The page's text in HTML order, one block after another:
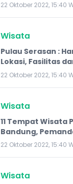
22 Oktober 2022, 15:40
Wisata
Pulau Serasan :
Lokasi, Fasilitas
22 Oktober 2022, 15:40
Wisata
11 Tempat Wisata
Bandung,
22 Oktober 2022, 15:40
Wisata